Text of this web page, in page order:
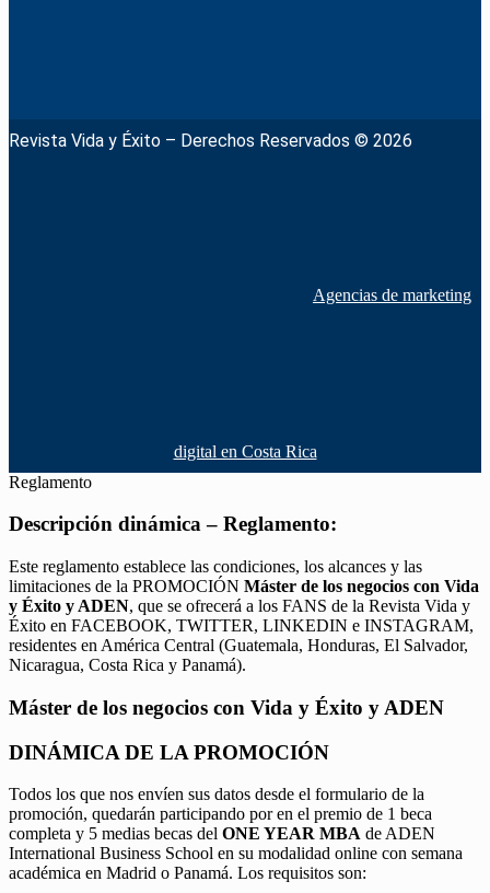
Revista Vida y Éxito – Derechos Reservados © 2026
Agencias de marketing
digital en Costa Rica
Reglamento
Descripción dinámica – Reglamento:
Este reglamento establece las condiciones, los alcances y las
limitaciones de la PROMOCIÓN Máster de los negocios con Vida
y Éxito y ADEN, que se ofrecerá a los FANS de la Revista Vida y
Éxito en FACEBOOK, TWITTER, LINKEDIN e INSTAGRAM,
residentes en América Central (Guatemala, Honduras, El Salvador,
Nicaragua, Costa Rica y Panamá).
Máster de los negocios con Vida y Éxito y ADEN
DINÁMICA DE LA PROMOCIÓN
Todos los que nos envíen sus datos desde el formulario de la
promoción, quedarán participando por en el premio de 1 beca
completa y 5 medias becas del ONE YEAR MBA de ADEN
International Business School en su modalidad online con semana
académica en Madrid o Panamá. Los requisitos son: